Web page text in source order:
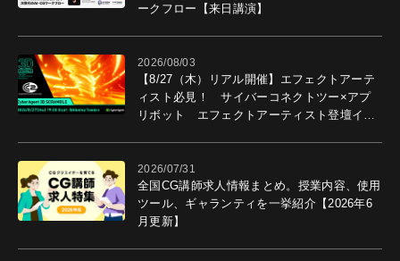
ークフロー【来日講演】
2026/08/03
【8/27（木）リアル開催】エフェクトアーテ
ィスト必見！ サイバーコネクトツー×アプ
リボット エフェクトアーティスト登壇イベ
2026/07/31
全国CG講師求人情報まとめ。授業内容、使用
ツール、ギャランティを一挙紹介【2026年6
月更新】